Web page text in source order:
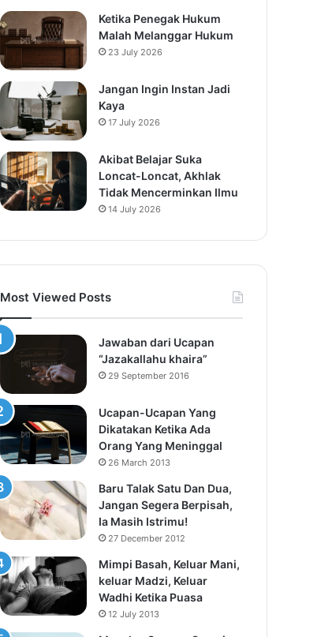
Ketika Penegak Hukum
Malah Melanggar Hukum
23 July 2026
Jangan Ingin Instan Jadi
Kaya
17 July 2026
Akibat Belajar Suka
Loncat-Loncat, Akhlak
Tidak Mencerminkan Ilmu
14 July 2026
Most Viewed Posts
Jawaban dari Ucapan
“Jazakallahu khaira”
29 September 2016
Ucapan-Ucapan Yang
Dikatakan Ketika Ada
Orang Yang Meninggal
26 March 2013
Baru Talak Satu Dan Dua,
Jangan Segera Berpisah,
Ia Masih Istrimu!
27 December 2012
Mimpi Basah, Keluar Mani,
keluar Madzi, Keluar
Wadhi Ketika Puasa
12 July 2013